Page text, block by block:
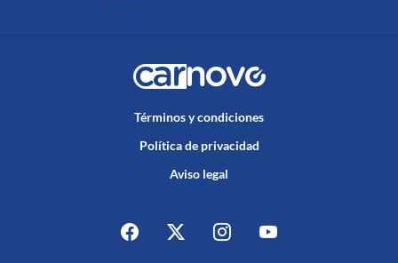
Términos y condiciones
Política de privacidad
Aviso legal